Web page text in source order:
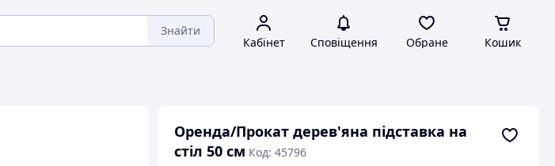
Знайти
Кабінет Сповіщення Обране Кошик
Оренда/Прокат дерев'яна підставка на
стіл 50 см Код: 45796